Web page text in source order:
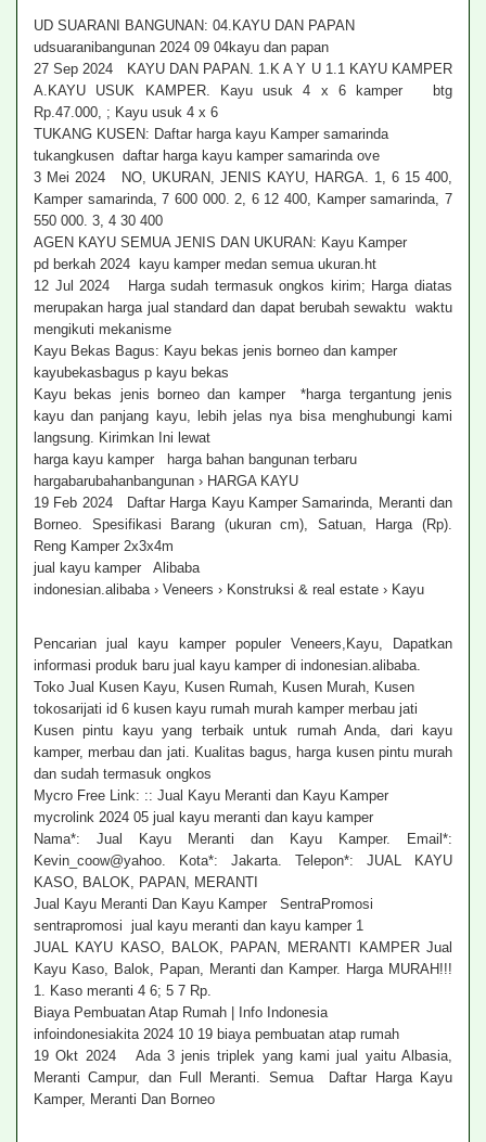
UD SUARANI BANGUNAN: 04.KAYU DAN PAPAN
udsuaranibangunan 2024 09 04kayu dan papan
27 Sep 2024 KAYU DAN PAPAN. 1.K A Y U 1.1 KAYU KAMPER
A.KAYU USUK KAMPER. Kayu usuk 4 x 6 kamper btg
Rp.47.000, ; Kayu usuk 4 x 6
TUKANG KUSEN: Daftar harga kayu Kamper samarinda
tukangkusen daftar harga kayu kamper samarinda ove
3 Mei 2024 NO, UKURAN, JENIS KAYU, HARGA. 1, 6 15 400,
Kamper samarinda, 7 600 000. 2, 6 12 400, Kamper samarinda, 7
550 000. 3, 4 30 400
AGEN KAYU SEMUA JENIS DAN UKURAN: Kayu Kamper
pd berkah 2024 kayu kamper medan semua ukuran.ht
12 Jul 2024 Harga sudah termasuk ongkos kirim; Harga diatas
merupakan harga jual standard dan dapat berubah sewaktu waktu
mengikuti mekanisme
Kayu Bekas Bagus: Kayu bekas jenis borneo dan kamper
kayubekasbagus p kayu bekas
Kayu bekas jenis borneo dan kamper *harga tergantung jenis
kayu dan panjang kayu, lebih jelas nya bisa menghubungi kami
langsung. Kirimkan Ini lewat
harga kayu kamper harga bahan bangunan terbaru
hargabarubahanbangunan › HARGA KAYU
19 Feb 2024 Daftar Harga Kayu Kamper Samarinda, Meranti dan
Borneo. Spesifikasi Barang (ukuran cm), Satuan, Harga (Rp).
Reng Kamper 2x3x4m
jual kayu kamper Alibaba
indonesian.alibaba › Veneers › Konstruksi & real estate › Kayu
Pencarian jual kayu kamper populer Veneers,Kayu, Dapatkan
informasi produk baru jual kayu kamper di indonesian.alibaba.
Toko Jual Kusen Kayu, Kusen Rumah, Kusen Murah, Kusen
tokosarijati id 6 kusen kayu rumah murah kamper merbau jati
Kusen pintu kayu yang terbaik untuk rumah Anda, dari kayu
kamper, merbau dan jati. Kualitas bagus, harga kusen pintu murah
dan sudah termasuk ongkos
Mycro Free Link: :: Jual Kayu Meranti dan Kayu Kamper
mycrolink 2024 05 jual kayu meranti dan kayu kamper
Nama*: Jual Kayu Meranti dan Kayu Kamper. Email*:
Kevin_coow@yahoo. Kota*: Jakarta. Telepon*: JUAL KAYU
KASO, BALOK, PAPAN, MERANTI
Jual Kayu Meranti Dan Kayu Kamper SentraPromosi
sentrapromosi jual kayu meranti dan kayu kamper 1
JUAL KAYU KASO, BALOK, PAPAN, MERANTI KAMPER Jual
Kayu Kaso, Balok, Papan, Meranti dan Kamper. Harga MURAH!!!
1. Kaso meranti 4 6; 5 7 Rp.
Biaya Pembuatan Atap Rumah | Info Indonesia
infoindonesiakita 2024 10 19 biaya pembuatan atap rumah
19 Okt 2024 Ada 3 jenis triplek yang kami jual yaitu Albasia,
Meranti Campur, dan Full Meranti. Semua Daftar Harga Kayu
Kamper, Meranti Dan Borneo